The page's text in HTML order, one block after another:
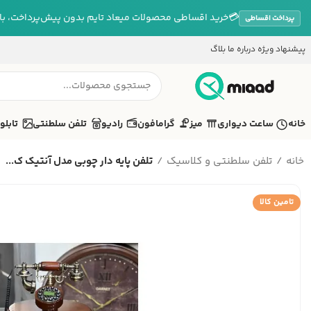
پرداخت اقساطی 💳خرید اقساطی محصولات میعاد تایم بدون پیش‌پرداخت،
پیشنهاد ویژه درباره ما بلاگ
خانه ساعت دیواری میز گرامافون رادیو تلفن سلطنتی تابلو
خانه تلفن سلطنتی و کلاسیک تلفن پایه دار چوبی مدل آنتیک ک...
تامین کالا